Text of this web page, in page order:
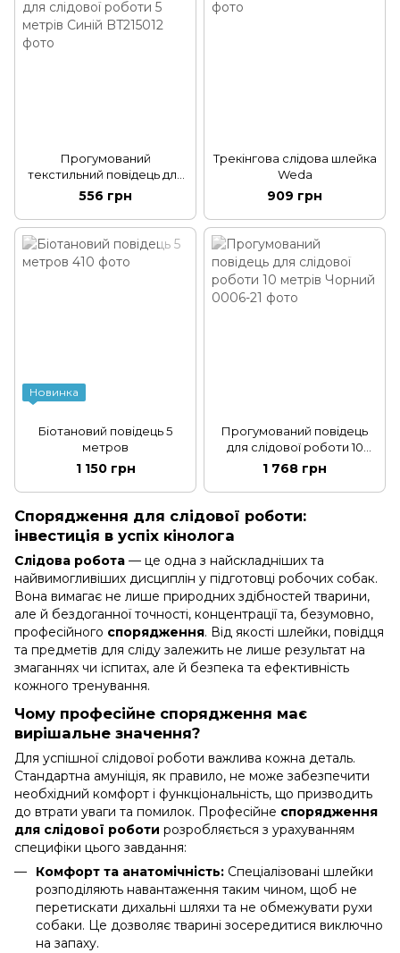
Прогумований
текстильний повідець для
слідової роботи 5 метрів
Синій
556 грн
Трекінгова слідова шлейка
Weda
909 грн
Новинка
Біотановий повідець 5
метров
1 150 грн
Прогумований повідець
для слідової роботи 10
метрів Чорний
1 768 грн
Спорядження для слідової роботи:
інвестиція в успіх кінолога
Слідова робота — це одна з найскладніших та
найвимогливіших дисциплін у підготовці робочих собак.
Вона вимагає не лише природних здібностей тварини,
але й бездоганної точності, концентрації та, безумовно,
професійного спорядження. Від якості шлейки, повідця
та предметів для сліду залежить не лише результат на
змаганнях чи іспитах, але й безпека та ефективність
кожного тренування.
Чому професійне спорядження має
вирішальне значення?
Для успішної слідової роботи важлива кожна деталь.
Стандартна амуніція, як правило, не може забезпечити
необхідний комфорт і функціональність, що призводить
до втрати уваги та помилок. Професійне спорядження
для слідової роботи розробляється з урахуванням
специфіки цього завдання:
Комфорт та анатомічність: Спеціалізовані шлейки
розподіляють навантаження таким чином, щоб не
перетискати дихальні шляхи та не обмежувати рухи
собаки. Це дозволяє тварині зосередитися виключно
на запаху.